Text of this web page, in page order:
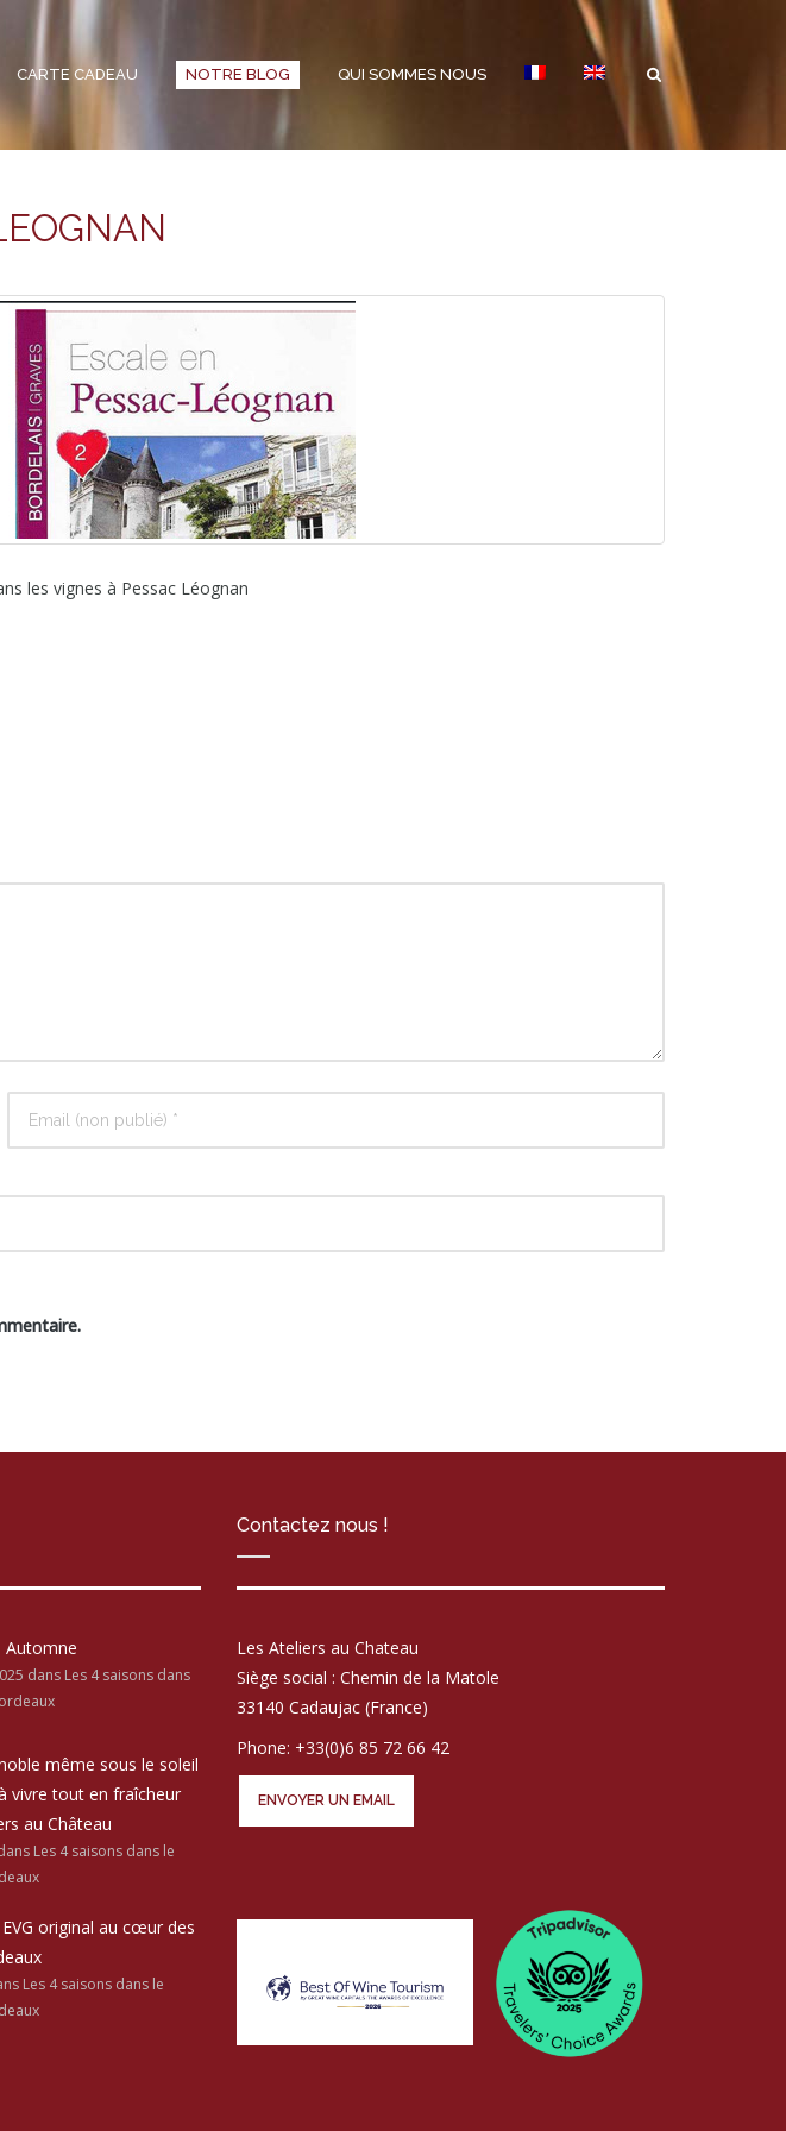
CARTE CADEAU NOTRE BLOG QUI SOMMES NOUS
les vignes à Pessac Léognan
Automne
dans Les 4 saisons dans
même sous le soleil
vivre tout en fraîcheur
au Château
Les 4 saisons dans le
EVG original au cœur des
Les 4 saisons dans le
Contactez nous !
Les Ateliers au Chateau
Siège social : Chemin de la Matole
33140 Cadaujac (France)
Phone: +33(0)6 85 72 66 42
ENVOYER UN EMAIL